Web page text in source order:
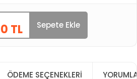
TL Sepete Ekle
ÖDEME SEÇENEKLERI